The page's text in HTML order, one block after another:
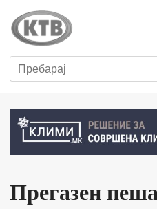
Пребарај
Прегазен